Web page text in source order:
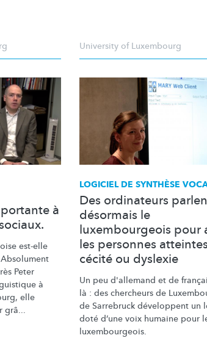
University of Luxembourg
à
est-elle
Peter
à
elle
grâ...
LOGICIEL DE SYNTHÈSE
Des ordinateurs
désormais le
luxembourgeois pour
les personnes
cécité ou dyslexie
Un peu d'allemand et de
là : des chercheurs de
de Sarrebruck développent un
doté d’une voix humaine pour
luxembourgeois.